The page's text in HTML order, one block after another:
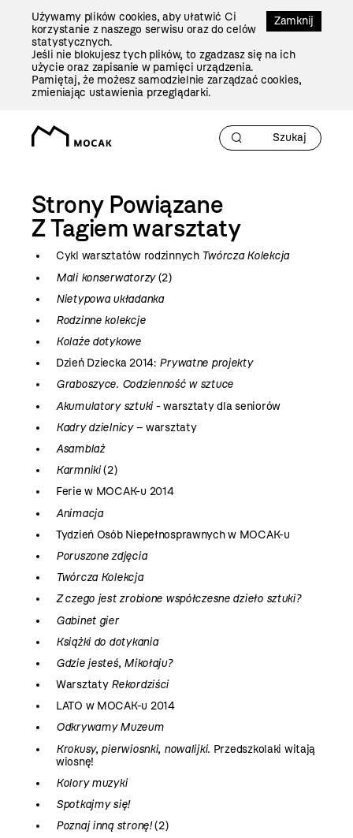
Zamknij
Używamy plików cookies, aby ułatwić Ci
korzystanie z naszego serwisu oraz do celów
statystycznych.
Jeśli nie blokujesz tych plików, to zgadzasz się na ich
użycie oraz zapisanie w pamięci urządzenia.
Pamiętaj, że możesz samodzielnie zarządzać cookies,
zmieniając ustawienia przeglądarki.
Strony Powiązane
Z Tagiemwarsztaty
Cykl warsztatów rodzinnych Twórcza Kolekcja
Mali konserwatorzy(2)
Nietypowa układanka
Rodzinne kolekcje
Kolaże dotykowe
Dzień Dziecka 2014: Prywatne projekty
Graboszyce. Codzienność w sztuce
Akumulatory sztuki- warsztaty dla seniorów
Kadry dzielnicy– warsztaty
Asamblaż
Karmniki(2)
Ferie w MOCAK-u 2014
Animacja
Tydzień Osób Niepełnosprawnych w MOCAK-u
Poruszone zdjęcia
Twórcza Kolekcja
Z czego jest zrobione współczesne dzieło sztuki?
Gabinet gier
Książki do dotykania
Gdzie jesteś, Mikołaju?
Warsztaty Rekordziści
LATO w MOCAK-u 2014
Odkrywamy Muzeum
Krokusy, pierwiosnki, nowalijki. Przedszkolaki witają
wiosnę!
Kolory muzyki
Spotkajmy się!
Poznaj inną stronę!(2)